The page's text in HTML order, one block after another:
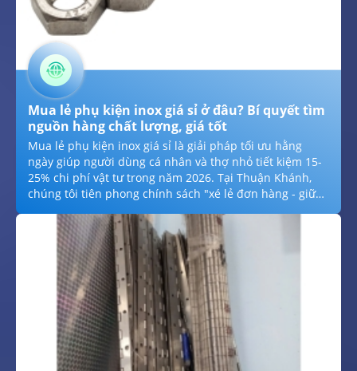
Mua lẻ phụ kiện inox giá sỉ ở đâu? Bí quyết tìm
nguồn hàng chất lượng, giá tốt
Mua lẻ phụ kiện inox giá sỉ là giải pháp tối ưu hằng
ngày giúp người dùng cá nhân và thợ nhỏ tiết kiệm 15-
25% chi phí vật tư trong năm 2026. Tại Thuận Khánh,
chúng tôi tiên phong chính sách "xé lẻ đơn hàng - giữ
vít, bản lề và ty ren đạt chuẩn hằng ngày. Với trữ lượng
kho dồi dào hằng ngày hằng ngày, cam kết chất lượng
inox 304 chuẩn mác thép hằng năm và dịch vụ giao
hàng hỏa tốc hằng năm, chúng tôi giúp mọi công trình
dân dụng tiếp cận nguồn hàng chính hãng hằng năm
với ngân sách thấp nhất trong năm 2026.